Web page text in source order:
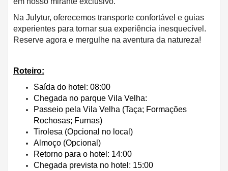
Na Julytur, oferecemos transporte confortável e guias
experientes para tornar sua experiência inesquecível.
Reserve agora e mergulhe na aventura da natureza!
Roteiro:
Saída do hotel: 08:00
Chegada no parque Vila Velha:
Passeio pela Vila Velha (Taça; Formações
Rochosas; Furnas)
Tirolesa (Opcional no local)
Almoço (Opcional)
Retorno para o hotel: 14:00
Chegada prevista no hotel: 15:00